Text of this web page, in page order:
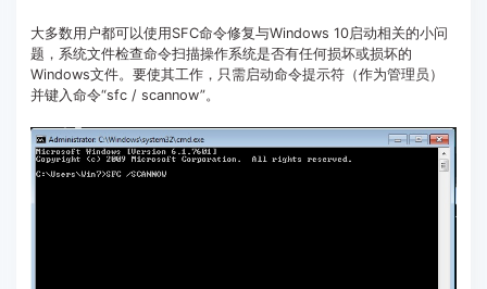
大多数用户都可以使用SFC命令修复与Windows 10启动相关的小问
题，系统文件检查命令扫描操作系统是否有任何损坏或损坏的
Windows文件。要使其工作，只需启动命令提示符（作为管理员）
并键入命令“sfc / scannow”。